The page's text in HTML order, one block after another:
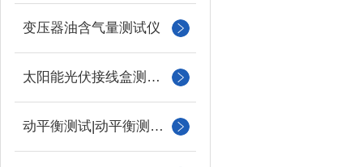
变压器油含气量测试仪
太阳能光伏接线盒测试仪
动平衡测试|动平衡测量仪